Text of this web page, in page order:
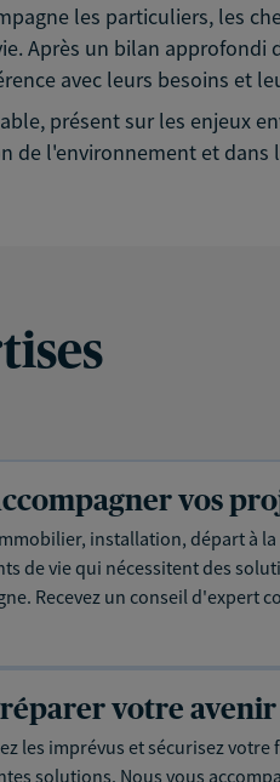
les particuliers, les
Après un bilan
avec leurs besoins et
présent sur les enjeux
de l'environnement et
vos
installation, départ à
de vie qui nécessitent des
Recevez un conseil d'expert
votre avenir
les imprévus et sécurisez votre
solutions. Nous vous